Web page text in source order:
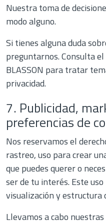
Nuestra toma de
modo alguno.
Si tienes alguna duda
preguntarnos. Consulta
BLASSON para tratar
privacidad.
7. Publicidad,
preferencias de
Nos reservamos el
rastreo, uso para crear
que puedes querer o
ser de tu interés. Este
visualización y estructura
Llevamos a cabo